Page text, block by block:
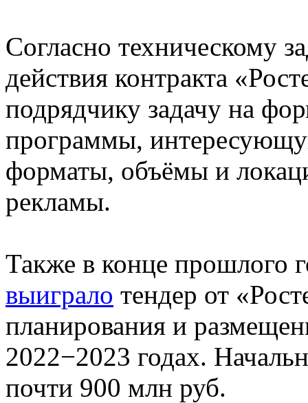
Согласно техническому
действия контракта
подрядчику задачу на
программы,
форматы, объёмы и
рекламы.
Также в конце прошлого
выиграло тендер от
планирования и
2022−2023 годах.
почти 900 млн руб.